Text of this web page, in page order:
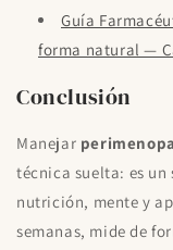
Guía
forma natural —
Conclusión
Manejar
técnica suelta: es un
nutrición, mente y
semanas, mide de